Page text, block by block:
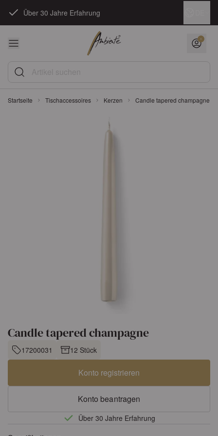
Über 30 Jahre Erfahrung
Artikel suchen
Startseite Tischaccessoires Kerzen Candle tapered champagne
Candle tapered champagne
17200031 12 Stück
Konto registrieren
Konto beantragen
Über 30 Jahre Erfahrung